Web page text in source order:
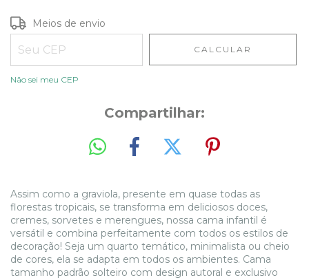
Entregas para o CEP:
Meios de envio
CALCULAR
Não sei meu CEP
Compartilhar:
Assim como a graviola, presente em quase todas as
florestas tropicais, se transforma em deliciosos doces,
cremes, sorvetes e merengues, nossa cama infantil é
versátil e combina perfeitamente com todos os estilos de
decoração! Seja um quarto temático, minimalista ou cheio
de cores, ela se adapta em todos os ambientes. Cama
tamanho padrão solteiro com design autoral e exclusivo